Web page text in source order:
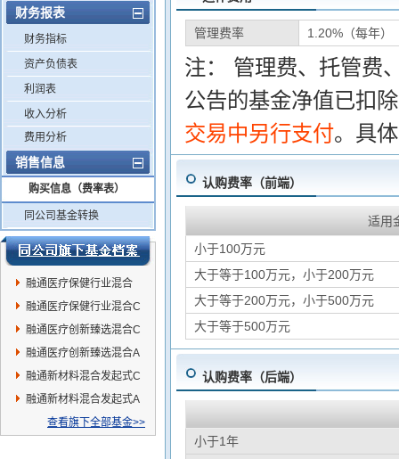
财务报表
财务指标
资产负债表
利润表
收入分析
费用分析
销售信息
购买信息（费率表）
同公司基金转换
融通医疗保健行业混合
A/B
融通医疗保健行业混合C
融通医疗创新臻选混合C
融通医疗创新臻选混合A
融通新材料混合发起式C
融通新材料混合发起式A
查看旗下全部基金>>
管理费率 1.20%（每年）
注： 管理费、托管费
公告的基金净值已扣
交易中另行支付。具
认购费率（前端）
适用
小于100万元
大于等于100万元，小于200万元
大于等于200万元，小于500万元
大于等于500万元
认购费率（后端）
小于1年